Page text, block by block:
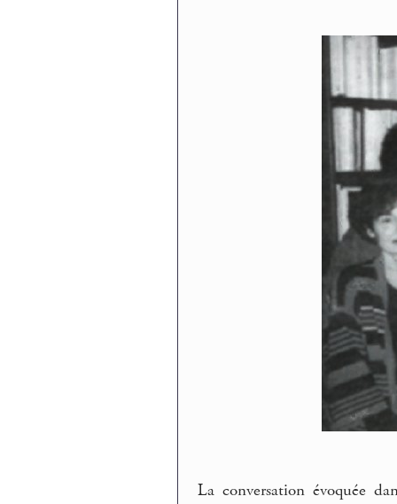
La conversation évoquée